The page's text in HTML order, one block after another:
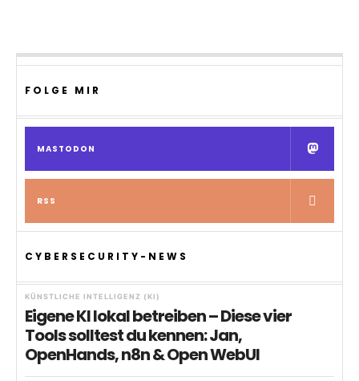
FOLGE MIR
MASTODON
RSS
CYBERSECURITY-NEWS
KÜNSTLICHE INTELLIGENZ (KI)
Eigene KI lokal betreiben – Diese vier
Tools solltest du kennen: Jan,
OpenHands, n8n & Open WebUI